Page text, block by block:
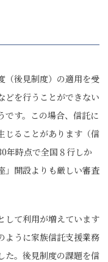
（後見制度）の適用を受
どを行うことができない
です。この場合、信託に
じることがあります（信
年時点で全国８行しか
」開設よりも厳しい審査
して利用が増えています
ように家族信託支援業務
た。後見制度の課題を信